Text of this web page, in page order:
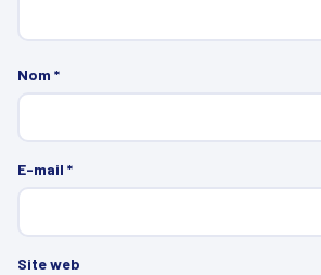
Nom *
E-mail *
Site web